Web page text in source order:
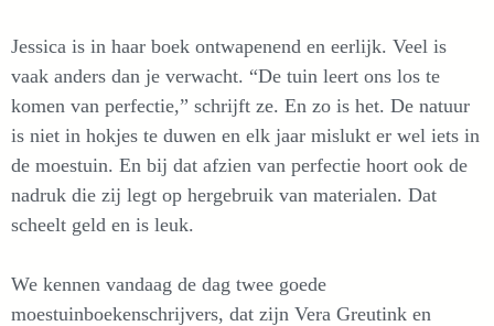
Jessica is in haar boek ontwapenend en eerlijk. Veel is
vaak anders dan je verwacht. “De tuin leert ons los te
komen van perfectie,” schrijft ze. En zo is het. De natuur
is niet in hokjes te duwen en elk jaar mislukt er wel iets in
de moestuin. En bij dat afzien van perfectie hoort ook de
nadruk die zij legt op hergebruik van materialen. Dat
scheelt geld en is leuk.
We kennen vandaag de dag twee goede
moestuinboekenschrijvers, dat zijn Vera Greutink en